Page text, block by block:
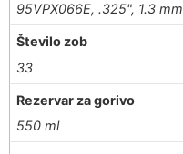
95VPX066E, .325", 1.3 mm
Število zob
33
Rezervar za gorivo
550 ml